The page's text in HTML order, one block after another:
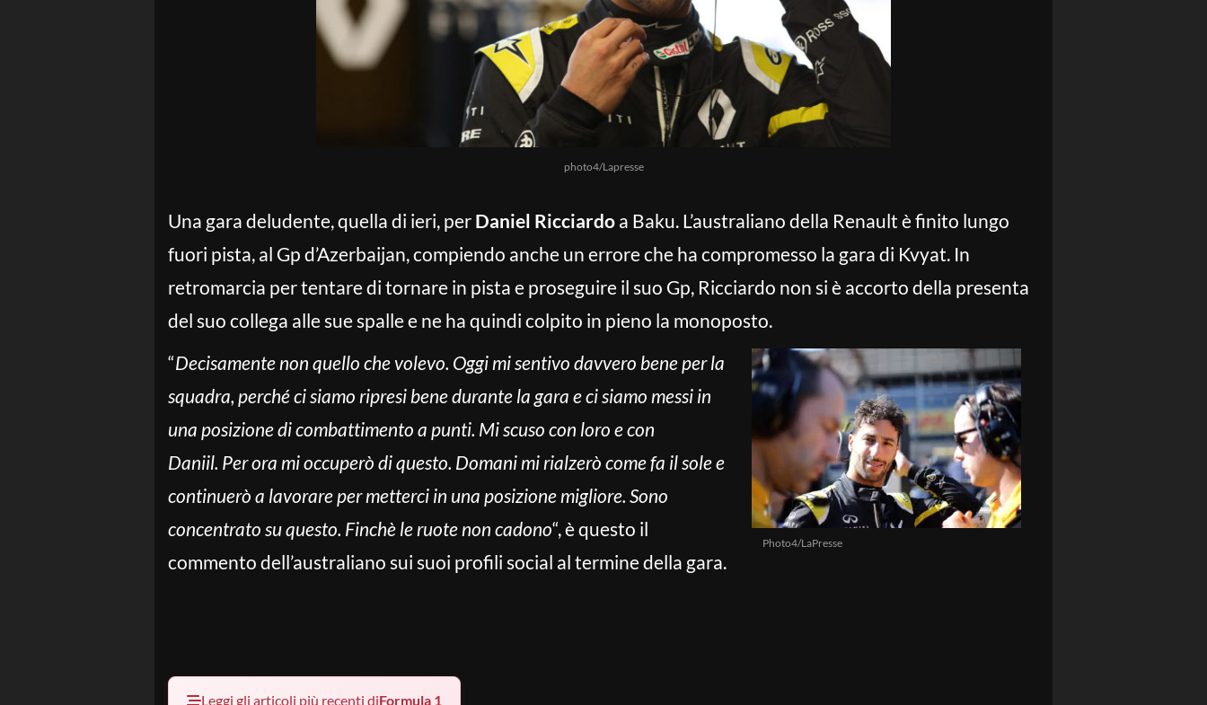
photo4/Lapresse
Una gara deludente, quella di ieri, per Daniel Ricciardo a Baku. L’australiano della Renault è finito lungo
fuori pista, al Gp d’Azerbaijan, compiendo anche un errore che ha compromesso la gara di Kvyat. In
retromarcia per tentare di tornare in pista e proseguire il suo Gp, Ricciardo non si è accorto della presenta
del suo collega alle sue spalle e ne ha quindi colpito in pieno la monoposto.
Photo4/LaPresse
“Decisamente non quello che volevo. Oggi mi sentivo davvero bene per la
squadra, perché ci siamo ripresi bene durante la gara e ci siamo messi in
una posizione di combattimento a punti. Mi scuso con loro e con
Daniil. Per ora mi occuperò di questo. Domani mi rialzerò come fa il sole e
continuerò a lavorare per metterci in una posizione migliore. Sono
concentrato su questo. Finchè le ruote non cadono“, è questo il
commento dell’australiano sui suoi profili social al termine della gara.
Leggi gli articoli più recenti diFormula 1